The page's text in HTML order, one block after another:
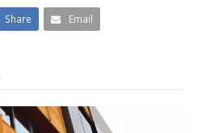
Share Email